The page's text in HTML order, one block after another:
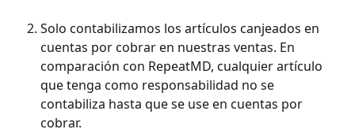
Solo contabilizamos los artículos canjeados en
cuentas por cobrar en nuestras ventas. En
comparación con RepeatMD, cualquier artículo
que tenga como responsabilidad no se
contabiliza hasta que se use en cuentas por
cobrar.